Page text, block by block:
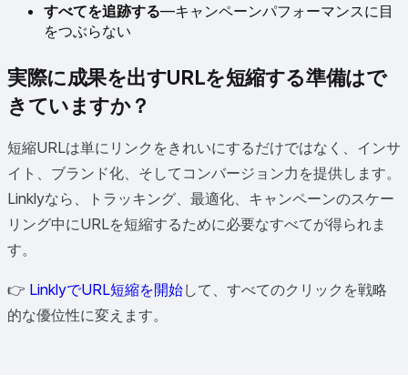
すべてを追跡する—キャンペーンパフォーマンスに目
をつぶらない
実際に成果を出すURLを短縮する準備はで
きていますか？
短縮URLは単にリンクをきれいにするだけではなく、インサ
イト、ブランド化、そしてコンバージョン力を提供します。
Linklyなら、トラッキング、最適化、キャンペーンのスケー
リング中にURLを短縮するために必要なすべてが得られま
す。
👉 LinklyでURL短縮を開始して、すべてのクリックを戦略
的な優位性に変えます。